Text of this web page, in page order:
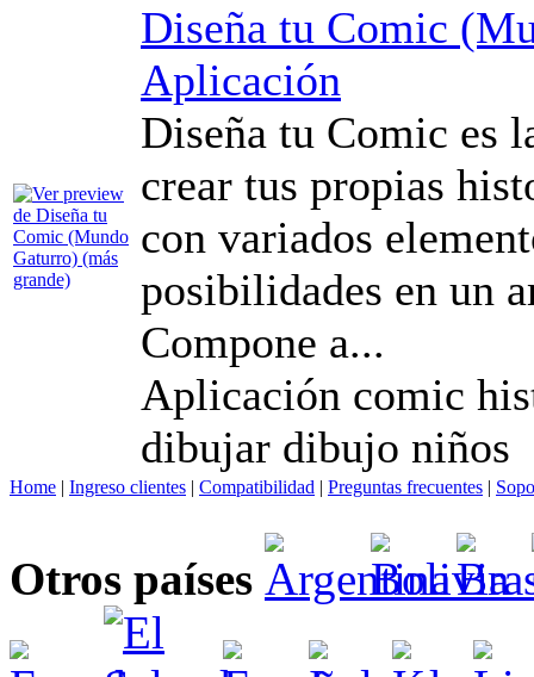
Diseña tu Comic
Aplicación
Diseña tu Comic es
crear tus propias
con variados
posibilidades en un
Compone a...
Aplicación comic
dibujar dibujo niños
Home | Ingreso clientes | Compatibilidad | Preguntas frecuentes |
Otros países